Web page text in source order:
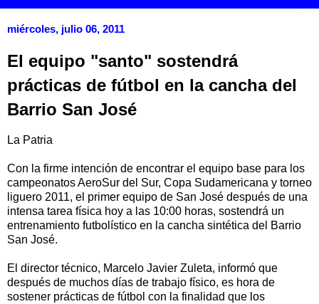
miércoles, julio 06, 2011
El equipo "santo" sostendrá
prácticas de fútbol en la cancha del
Barrio San José
La Patria
Con la firme intención de encontrar el equipo base para los
campeonatos AeroSur del Sur, Copa Sudamericana y torneo
liguero 2011, el primer equipo de San José después de una
intensa tarea física hoy a las 10:00 horas, sostendrá un
entrenamiento futbolístico en la cancha sintética del Barrio
San José.
El director técnico, Marcelo Javier Zuleta, informó que
después de muchos días de trabajo físico, es hora de
sostener prácticas de fútbol con la finalidad que los